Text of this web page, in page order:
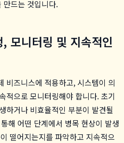
드는 것입니다.
모니터링 및 지속적인
비즈니스에 적용하고, 시스템이 의
적으로 모니터링해야 합니다. 초기
하거나 비효율적인 부분이 발견될
해 어떤 단계에서 병목 현상이 발생
떨어지는지를 파악하고 지속적으